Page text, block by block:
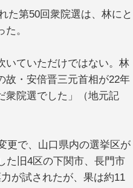
た第50回衆院選は、林にと
。
いていただけではない。林
故・安倍晋三元首相が22年
衆院選でした」（地元記
更で、山口県内の選挙区が
た旧4区の下関市、長門市
が試されたが、果は約11